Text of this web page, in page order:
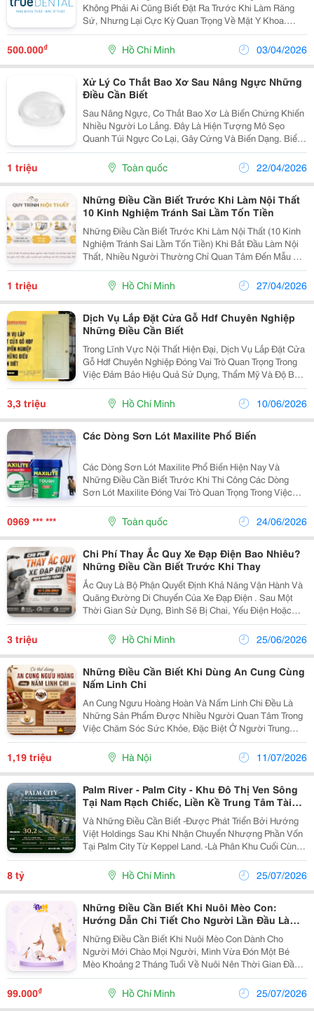
Không Phải Ai Cũng Biết Đặt Ra Trước Khi Làm Răng
Sứ, Nhưng Lại Cực Kỳ Quan Trọng Về Mặt Y Khoa.
Người Mắc Tiểu Đường Có Những Đặc Điểm Sinh Lý
Khác Biệt Ảnh Hưởng Trực Tiếp Đến Quá Trình Lành
Thương,...
500.000₫ Hồ Chí Minh 03/04/2026
Xử Lý Co Thắt Bao Xơ Sau Nâng Ngực Những
Điều Cần Biết
Sau Nâng Ngực, Co Thắt Bao Xơ Là Biến Chứng Khiến
Nhiều Người Lo Lắng. Đây Là Hiện Tượng Mô Sẹo
Quanh Túi Ngực Co Lại, Gây Cứng Và Biến Dạng. Biểu
Hiện Thường Gặp Gồm Ngực Cứng, Mất Độ Mềm Mại,
Đau Hoặc Lệch Form. Tình Trạng Này Được Chia
Thành...
1 triệu Toàn quốc 22/04/2026
Những Điều Cần Biết Trước Khi Làm Nội Thất
10 Kinh Nghiệm Tránh Sai Lầm Tốn Tiền
Những Điều Cần Biết Trước Khi Làm Nội Thất (10 Kinh
Nghiệm Tránh Sai Lầm Tốn Tiền) Khi Bắt Đầu Làm Nội
Thất, Nhiều Người Thường Chỉ Quan Tâm Đến Mẫu Mã
Đẹp Hoặc Chi Phí , Mà Bỏ Qua Những Yếu Tố Quan
Trọng Như Quy Trình Thi Công, Vật Liệu, Cách Lựa...
1 triệu Hồ Chí Minh 27/04/2026
Dịch Vụ Lắp Đặt Cửa Gỗ Hdf Chuyên Nghiệp
Những Điều Cần Biết
Trong Lĩnh Vực Nội Thất Hiện Đại, Dịch Vụ Lắp Đặt Cửa
Gỗ Hdf Chuyên Nghiệp Đóng Vai Trò Quan Trọng Trong
Việc Đảm Bảo Hiệu Quả Sử Dụng, Thẩm Mỹ Và Độ Bền
Lâu Dài Của Cửa. Cửa Hdf Với Cấu Tạo Từ Lõi Hdf Mật
Độ Cao, Khung Gỗ Chắc Chắn Và Bề Mặt Phủ Sơn...
3,3 triệu Hồ Chí Minh 10/06/2026
Các Dòng Sơn Lót Maxilite Phổ Biến
Các Dòng Sơn Lót Maxilite Phổ Biến Hiện Nay Và
Những Điều Cần Biết Trước Khi Thi Công Các Dòng
Sơn Lót Maxilite Đóng Vai Trò Quan Trọng Trong Việc
Nâng Cao Độ Bền Và Chất Lượng Của Toàn Bộ Hệ Sơn.
Tùy Thuộc Vào Vị Trí Sử Dụng Và Điều Kiện Công...
0969 *** *** Toàn quốc 24/06/2026
Chi Phí Thay Ắc Quy Xe Đạp Điện Bao Nhiêu?
Những Điều Cần Biết Trước Khi Thay
Ắc Quy Là Bộ Phận Quyết Định Khả Năng Vận Hành Và
Quãng Đường Di Chuyển Của Xe Đạp Điện . Sau Một
Thời Gian Sử Dụng, Bình Sẽ Bị Chai, Yếu Điện Hoặc
Không Còn Tích Điện Tốt, Khiến Nhiều Người Băn
Khoăn Về Chi Phí Thay Mới. Thông Thường, Giá Thay...
3 triệu Hồ Chí Minh 25/06/2026
Những Điều Cần Biết Khi Dùng An Cung Cùng
Nấm Linh Chi
An Cung Ngưu Hoàng Hoàn Và Nấm Linh Chi Đều Là
Những Sản Phẩm Được Nhiều Người Quan Tâm Trong
Việc Chăm Sóc Sức Khỏe, Đặc Biệt Ở Người Trung
Niên Và Cao Tuổi. Tuy Nhiên, Không Ít Người Băn
Khoăn Liệu Có Thể Sử Dụng Hai Sản Phẩm Này Cùng
Lúc Hay...
1,19 triệu Hà Nội 11/07/2026
Palm River - Palm City - Khu Đô Thị Ven Sông
Tại Nam Rạch Chiếc, Liền Kề Trung Tâm Tài
Chính Quốc Tế Thủ Thiêm
Và Những Điều Cần Biết -Được Phát Triển Bởi Hướng
Việt Holdings Sau Khi Nhận Chuyển Nhượng Phần Vốn
Tại Palm City Từ Keppel Land. -Là Phân Khu Cuối Cùng
Của Đại Đô Thị Palm City &Ndash; Khu Đô Thị Đã Hiện
Hữu Cộng Đồng Cư Dân Và Hệ Tiện Ích Hoàn...
8 tỷ Hồ Chí Minh 25/07/2026
Những Điều Cần Biết Khi Nuôi Mèo Con:
Hướng Dẫn Chi Tiết Cho Người Lần Đầu Làm
Sen
Những Điều Cần Biết Khi Nuôi Mèo Con Dành Cho
Người Mới Chào Mọi Người, Mình Vừa Đón Một Bé
Mèo Khoảng 2 Tháng Tuổi Về Nuôi Nên Thời Gian Đầu
Khá Bỡ Ngỡ. Từ Việc Chọn Thức Ăn, Khay Cát, Lịch
Tiêm Phòng Đến Cách Tập Cho Bé Đi Vệ Sinh Đúng Chỗ
99.000₫ Hồ Chí Minh 25/07/2026